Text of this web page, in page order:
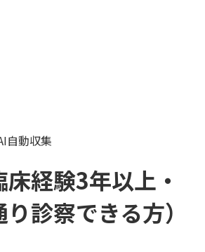
自動収集
経験3年以上・
診察できる方）